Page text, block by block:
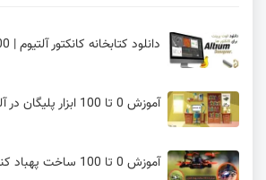
دانلود کتابخانه کانکتور آلتیوم | 100% رایگان
آموزش 0 تا 100 ابزار پلیگان در آلتیوم
آموزش 0 تا 100 ساخت پهباد کنترلی